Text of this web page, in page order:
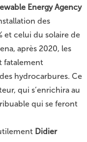
Energy Agency
des
et celui du solaire de
après 2020, les
fatalement
hydrocarbures. Ce
qui s’enrichira au
qui se feront
Didier